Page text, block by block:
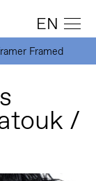
EN
Framed
/